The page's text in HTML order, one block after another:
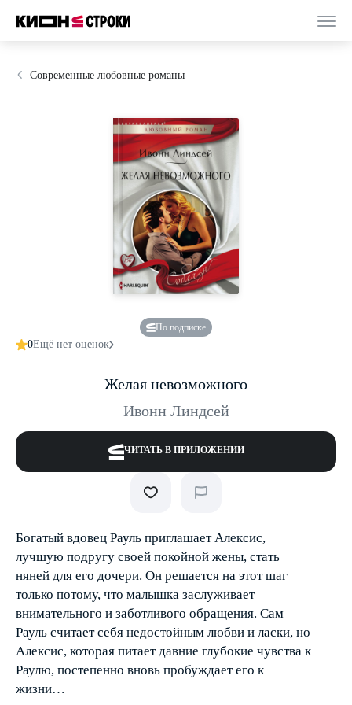
Современные любовные романы
По подписке
0Ещё нет оценок
Желая невозможного
Ивонн Линдсей
ЧИТАТЬ В ПРИЛОЖЕНИИ
Богатый вдовец Рауль приглашает Алексис,
лучшую подругу своей покойной жены, стать
няней для его дочери. Он решается на этот шаг
только потому, что малышка заслуживает
внимательного и заботливого обращения. Сам
Рауль считает себя недостойным любви и ласки, но
Алексис, которая питает давние глубокие чувства к
Раулю, постепенно вновь пробуждает его к
жизни…